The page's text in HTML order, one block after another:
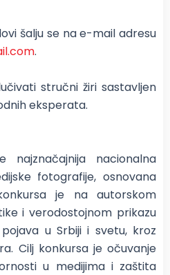
šalju se na e-mail adresu
.
stručni žiri sastavljen
eksperata.
najznačajnija nacionalna
fotografije, osnovana
je na autorskom
i verodostojnom prikazu
u Srbiji i svetu, kroz
Cilj konkursa je očuvanje
u medijima i zaštita